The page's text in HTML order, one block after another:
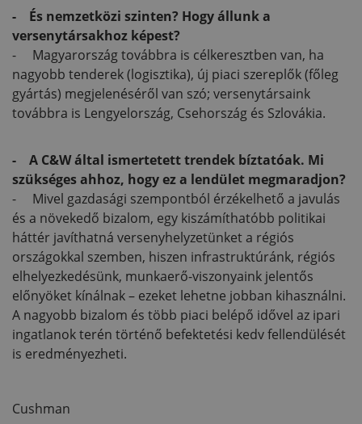
- És nemzetközi szinten? Hogy állunk a
versenytársakhoz képest?
- Magyarország továbbra is célkeresztben van, ha
nagyobb tenderek (logisztika), új piaci szereplők (főleg
gyártás) megjelenéséről van szó; versenytársaink
továbbra is Lengyelország, Csehország és Szlovákia.
- A C&W által ismertetett trendek bíztatóak. Mi
szükséges ahhoz, hogy ez a lendület megmaradjon?
- Mivel gazdasági szempontból érzékelhető a javulás
és a növekedő bizalom, egy kiszámíthatóbb politikai
háttér javíthatná versenyhelyzetünket a régiós
országokkal szemben, hiszen infrastruktúránk, régiós
elhelyezkedésünk, munkaerő-viszonyaink jelentős
előnyöket kínálnak – ezeket lehetne jobban kihasználni.
A nagyobb bizalom és több piaci belépő idővel az ipari
ingatlanok terén történő befektetési kedv fellendülését
is eredményezheti.
Cushman